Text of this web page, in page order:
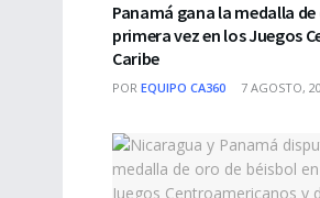
Panamá gana la medalla
primera vez en los Juegos
Caribe
POR EQUIPO CA360 7 AGOSTO,